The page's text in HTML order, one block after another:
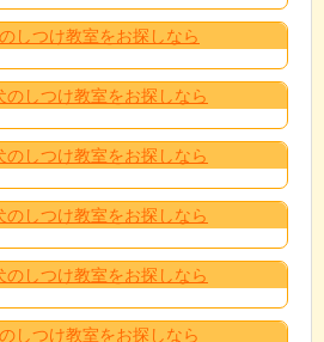
しつけ教室をお探しなら
のしつけ教室をお探しなら
のしつけ教室をお探しなら
のしつけ教室をお探しなら
のしつけ教室をお探しなら
しつけ教室をお探しなら